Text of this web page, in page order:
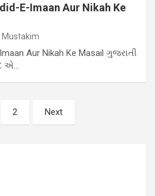
E-Imaan Aur Nikah Ke
Mustakim
Aur Nikah Ke Masail ગુજરાતી
એ…
2 Next